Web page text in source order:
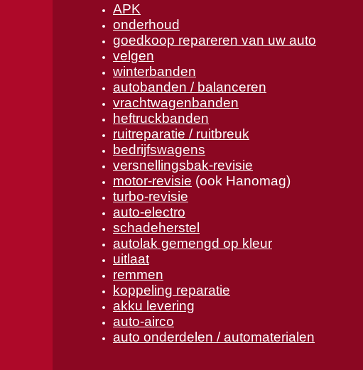
APK
onderhoud
goedkoop repareren van uw auto
velgen
winterbanden
autobanden / balanceren
vrachtwagenbanden
heftruckbanden
ruitreparatie / ruitbreuk
bedrijfswagens
versnellingsbak-revisie
motor-revisie (ook Hanomag)
turbo-revisie
auto-electro
schadeherstel
autolak gemengd op kleur
uitlaat
remmen
koppeling reparatie
akku levering
auto-airco
auto onderdelen / automaterialen